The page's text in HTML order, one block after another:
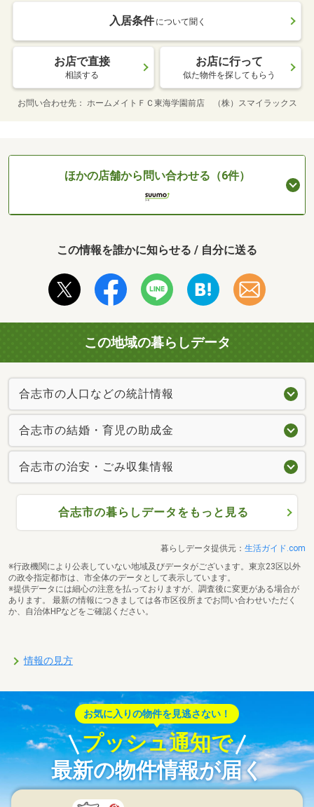
入居条件 について聞く
お店で直接
相談する
お店に行って
似た物件を探してもらう
お問い合わせ先 ホームメイトＦＣ東海学園前店 （株）スマイラックス
ほかの店舗から問い合わせる（6件）
この情報を誰かに知らせる / 自分に送る
この地域の暮らしデータ
合志市の人口などの統計情報
合志市の結婚・育児の助成金
合志市の治安・ごみ収集情報
合志市の暮らしデータをもっと見る
暮らしデータ提供元： 生活ガイド.com
※行政機関により公表していない地域及びデータがございます。東京23区以外
の政令指定都市は、市全体のデータとして表示しています。
※提供データには細心の注意を払っておりますが、調査後に変更がある場合が
あります。 最新の情報につきましては各市区役所までお問い合わせいただく
か、自治体HPなどをご確認ください。
情報の見方
お気に入りの物件を見逃さない！
プッシュ通知で
最新の物件情報が届く